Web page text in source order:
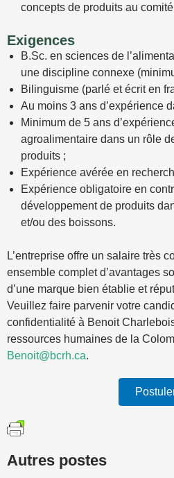
concepts de produits au
Exigences
B.Sc. en sciences de
une discipline connexe
Bilinguisme (parlé et écrit en
Au moins 3 ans d’expérience
Minimum de 5 ans
agroalimentaire dans un rôle
produits ;
Expérience avérée en
Expérience obligatoire en
développement de produits
et/ou des boissons.
L’entreprise offre un salaire très
ensemble complet d’avantages
d’une marque bien établie et
Veuillez faire parvenir votre
confidentialité à Benoit
ressources humaines de la
Benoit@bcrh.ca.
Autres postes